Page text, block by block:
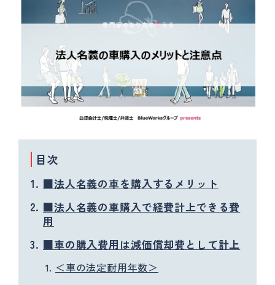
目次
■法人名義の車を購入するメリット
■法人名義の車購入で経費計上できる費
用
■車の購入費用は減価償却費として計上
＜車の法定耐用年数＞